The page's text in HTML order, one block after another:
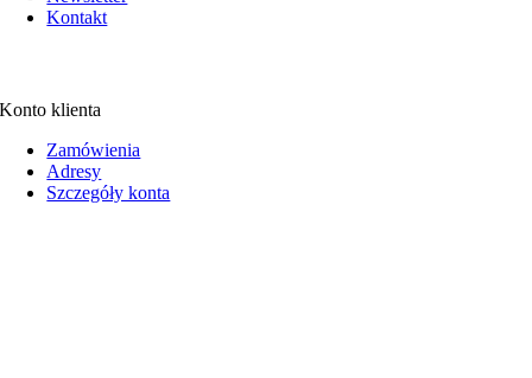
Kontakt
Konto klienta
Zamówienia
Adresy
Szczegóły konta